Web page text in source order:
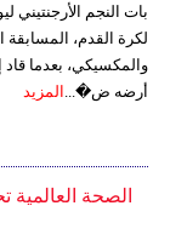
بات النجم
لكرة القدم، المسابقة
أرضه ض�... المزيد
الصحة